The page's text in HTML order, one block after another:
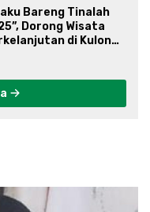
Bareng Tinalah
Dorong Wisata
di Kulon